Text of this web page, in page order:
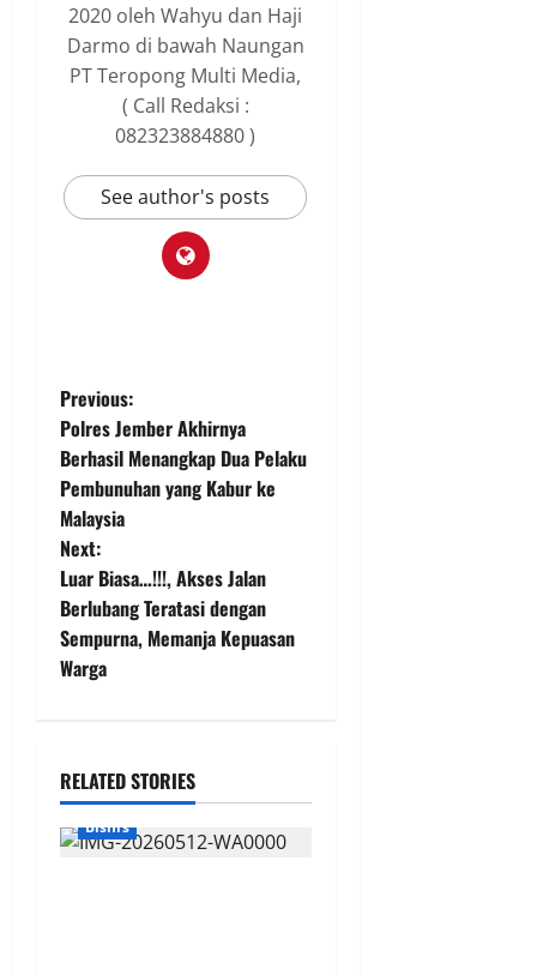
2020 oleh Wahyu dan Haji
Darmo di bawah Naungan
PT Teropong Multi Media,
( Call Redaksi :
082323884880 )
See author's posts
P
o
s
t
n
a
i
g
a
Previous:
Polres Jember Akhirnya
Berhasil Menangkap Dua Pelaku
Pembunuhan yang Kabur ke
Malaysia
Next:
Luar Biasa…!!!, Akses Jalan
Berlubang Teratasi dengan
Sempurna, Memanja Kepuasan
Warga
RELATED STORIES
Bisnis